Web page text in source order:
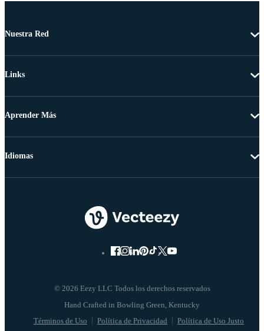
Nuestra Red
Links
Aprender Más
© 2026 Eezy LLC Todos los derechos reservados
Términos de Uso Política de Privacidad Política de Uso Justo
Idiomas